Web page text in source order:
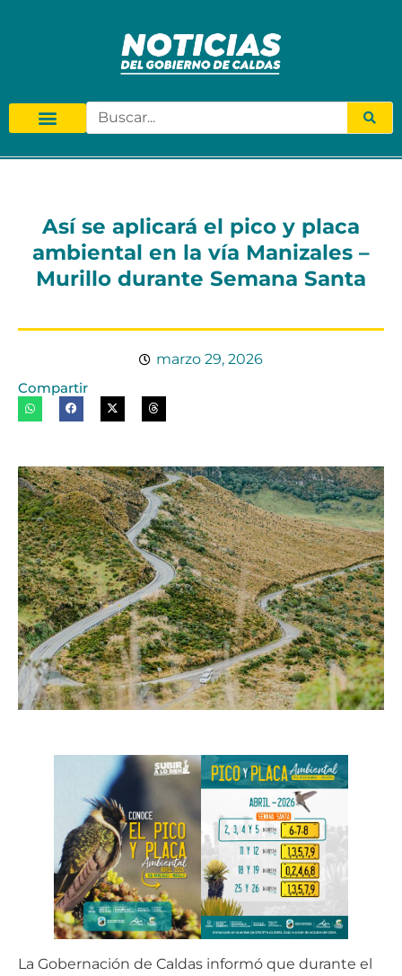
Así se aplicará el pico y placa
ambiental en la vía Manizales –
Murillo durante Semana Santa
marzo 29, 2026
Compartir
La Gobernación de Caldas informó que durante el